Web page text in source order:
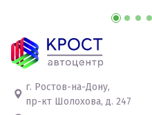
г. Ростов-на-Дону,
пр-кт Шолохова, д. 247